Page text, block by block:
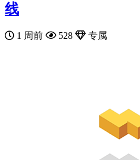
线
1 周前 528 专属